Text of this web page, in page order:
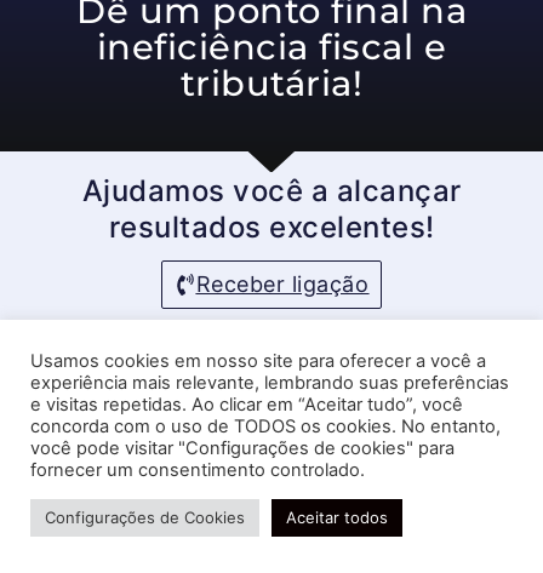
Dê um ponto final na
ineficiência fiscal e
tributária!
Ajudamos você a alcançar
resultados excelentes!
Receber ligação
Usamos cookies em nosso site para oferecer a você a
experiência mais relevante, lembrando suas preferências
e visitas repetidas. Ao clicar em “Aceitar tudo”, você
concorda com o uso de TODOS os cookies. No entanto,
você pode visitar "Configurações de cookies" para
fornecer um consentimento controlado.
Configurações de Cookies Aceitar todos
Precisa de ajuda?